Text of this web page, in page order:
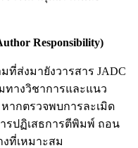
Responsibility)
งมายังวารสาร JADC
ทางวิชาการและแนว
ากตรวจพบการละเมิด
รปฏิเสธการตีพิมพ์ ถอน
ที่เหมาะสม